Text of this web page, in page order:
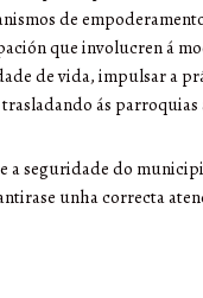
de
que involucren á
de vida, impulsar a
ás
seguridade do
unha correcta